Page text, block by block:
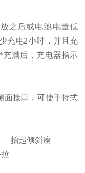
之后或电池电量低
充电2小时，并且充
满后，充电器指示
面接口，可使手持式
抬起倾斜座